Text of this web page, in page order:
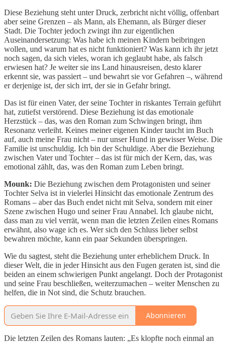
Diese Beziehung steht unter Druck, zerbricht nicht völlig, offenbart
aber seine Grenzen – als Mann, als Ehemann, als Bürger dieser
Stadt. Die Tochter jedoch zwingt ihn zur eigentlichen
Auseinandersetzung: Was habe ich meinen Kindern beibringen
wollen, und warum hat es nicht funktioniert? Was kann ich ihr jetzt
noch sagen, da sich vieles, woran ich geglaubt habe, als falsch
erwiesen hat? Je weiter sie ins Land hinausreisen, desto klarer
erkennt sie, was passiert – und bewahrt sie vor Gefahren –, während
er derjenige ist, der sich irrt, der sie in Gefahr bringt.
Das ist für einen Vater, der seine Tochter in riskantes Terrain geführt
hat, zutiefst verstörend. Diese Beziehung ist das emotionale
Herzstück – das, was den Roman zum Schwingen bringt, ihm
Resonanz verleiht. Keines meiner eigenen Kinder taucht im Buch
auf, auch meine Frau nicht – nur unser Hund in gewisser Weise. Die
Familie ist unschuldig. Ich bin der Schuldige. Aber die Beziehung
zwischen Vater und Tochter – das ist für mich der Kern, das, was
emotional zählt, das, was den Roman zum Leben bringt.
Mounk: Die Beziehung zwischen dem Protagonisten und seiner
Tochter Selva ist in vielerlei Hinsicht das emotionale Zentrum des
Romans – aber das Buch endet nicht mit Selva, sondern mit einer
Szene zwischen Hugo und seiner Frau Annabel. Ich glaube nicht,
dass man zu viel verrät, wenn man die letzten Zeilen eines Romans
erwähnt, also wage ich es. Wer sich den Schluss lieber selbst
bewahren möchte, kann ein paar Sekunden überspringen.
Wie du sagtest, steht die Beziehung unter erheblichem Druck. In
dieser Welt, die in jeder Hinsicht aus den Fugen geraten ist, sind die
beiden an einem schwierigen Punkt angelangt. Doch der Protagonist
und seine Frau beschließen, weiterzumachen – weiter Menschen zu
helfen, die in Not sind, die Schutz brauchen.
Abonnieren
Die letzten Zeilen des Romans lauten: „Es klopfte noch einmal an